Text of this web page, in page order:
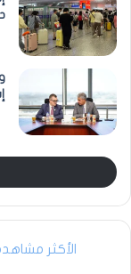
الأكثر